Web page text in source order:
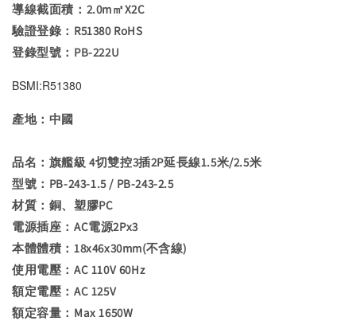
導線截面積：2.0m㎡X2C
驗證登錄：R51380 RoHS
登錄型號：PB-222U
BSMI:R51380
產地：中國
品名：旗艦級 4切雙控3插2P延長線1.5米/2.5米
型號：PB-243-1.5 / PB-243-2.5
材質：銅、塑膠PC
電源插座：AC電源2Px3
本體體積：18x46x30mm(不含線)
使用電壓：AC 110V 60Hz
額定電壓：AC 125V
額定容量：Max 1650W